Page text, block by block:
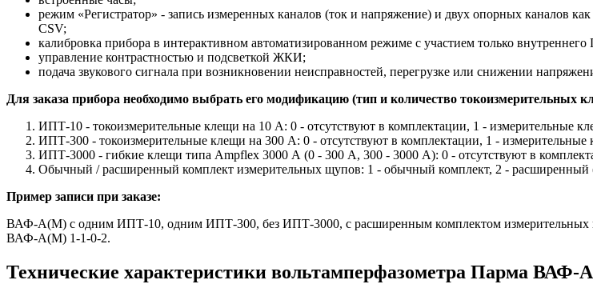
режим «Регистратор» - запись измеренных каналов (ток и напряжение) и двух опорных каналов
CSV;
калибровка прибора в интерактивном автоматизированном режиме с участием только
управление контрастностью и подсветкой ЖКИ;
подача звукового сигнала при возникновении неисправностей, перегрузке или снижении
Для заказа прибора необходимо выбрать его модификацию (тип и количество токоизмерительных
ИПТ-10 - токоизмерительные клещи на 10 А: 0 - отсутствуют в комплектации, 1 - измерительные
ИПТ-300 - токоизмерительные клещи на 300 А: 0 - отсутствуют в комплектации, 1 -
ИПТ-3000 - гибкие клещи типа Ampflex 3000 А (0 - 300 А, 300 - 3000 А): 0 - отсутствуют в
Обычный / расширенный комплект измерительных щупов: 1 - обычный комплект, 2 - расширенный
Пример записи при заказе:
ВАФ-А(М) с одним ИПТ-10, одним ИПТ-300, без ИПТ-3000, с расширенным комплектом измерительных
ВАФ-А(М) 1-1-0-2.
Технические характеристики вольтамперфазометра Парма